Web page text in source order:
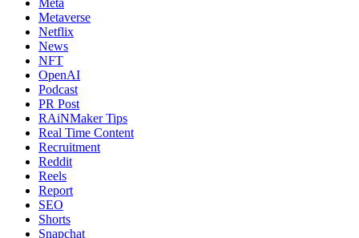
Meta
Metaverse
Netflix
News
NFT
OpenAI
Podcast
PR Post
RAiNMaker Tips
Real Time Content
Recruitment
Reddit
Reels
Report
SEO
Shorts
Snapchat